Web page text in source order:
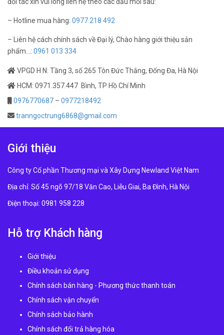
– Hotline mua hàng: 0977 218 492
– Liên hệ cách chính sách về Đại lý, Chào hàng giới thiệu sản
phẩm…: 0961 013 334
VPGD H N: Tầng 3, số 265 Tôn Đức Thắng, Đống Đa, Hà Nội
HCM: 0971.357.447 Bình, TP Hồ Chí Minh
0976770687 – 0977218492
tranngoctrung6868@gmail.com
Giới thiệu
Công ty Cổ phần Thương mại và Xây Dựng Newland Việt Nam
Địa chỉ: Số 45 ngõ 97/18 Văn Cao, Liễu Giai, Ba Đình, Hà Nội
Điện thoại: 0981 958 228
Hỗ trợ Khách hàng
Giới thiệu
Điều khoản sử dụng
Chính sách bán hàng - Phương thức thanh toán
Chính sách vận chuyển
Chính sách bảo hành
Chính sách đổi trả hàng hóa